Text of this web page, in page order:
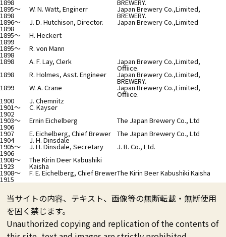
1898 BREWERY.
1895～
1898
W. N. Watt, Enginerr Japan Brewery Co.,Limited,
BREWERY.
1896～
1898
J. D. Hutchison, Director.
Japan Brewery Co.,Limited
1895～
1899
H. Heckert
1895～
1898
R. von Mann
1898
A. F. Lay, Clerk Japan Brewery Co.,Limited,
Offiice.
1898 R. Holmes, Asst. Engineer Japan Brewery Co.,Limited,
BREWERY.
1899 W. A. Crane Japan Brewery Co.,Limited,
Offiice.
1900 J. Chemnitz
1901～
1902
C. Kayser
1903～
1906
Ernin Eichelberg
The Japan Brewery Co., Ltd
1907
E. Eichelberg, Chief Brewer The Japan Brewery Co., Ltd
1904 J. H. Dinsdale
1905～
1906
J. H. Dinsdale, Secretary
J. B. Co., Ltd.
1908～
1923
The Kirin Deer Kabushiki
Kaisha
1908～
1915
F. E. Eichelberg, Chief BrewerThe Kirin Beer Kabushiki Kaisha
当サイトの内容、テキスト、画像等の無断転載・無断使用
を固く禁じます。
Unauthorized copying and replication of the contents of